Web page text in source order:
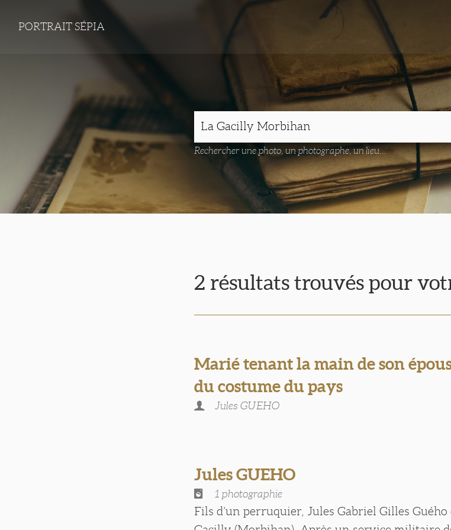
PORTRAIT SÉPIA
Rechercher une photo, un photographe, un lieu...
2 résultats trouvés pour
Marié tenant la main de son
du costume du pays
Jules GUEHO
Jules GUEHO
1 photographie
Fils d’un perruquier, Jules Gabriel Gilles Guého